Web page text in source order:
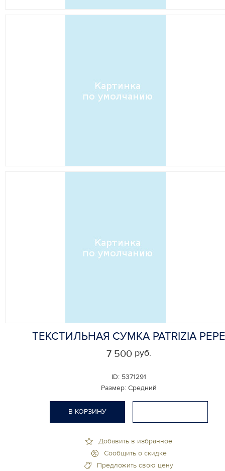
ТЕКСТИЛЬНАЯ СУМКА PATRIZIA PEPE
ID: 5371291
Размер: Средний
7 500 руб.
Добавить в избранное
Сообщить о скидке
Предложить свою цену
В КОРЗИНУ